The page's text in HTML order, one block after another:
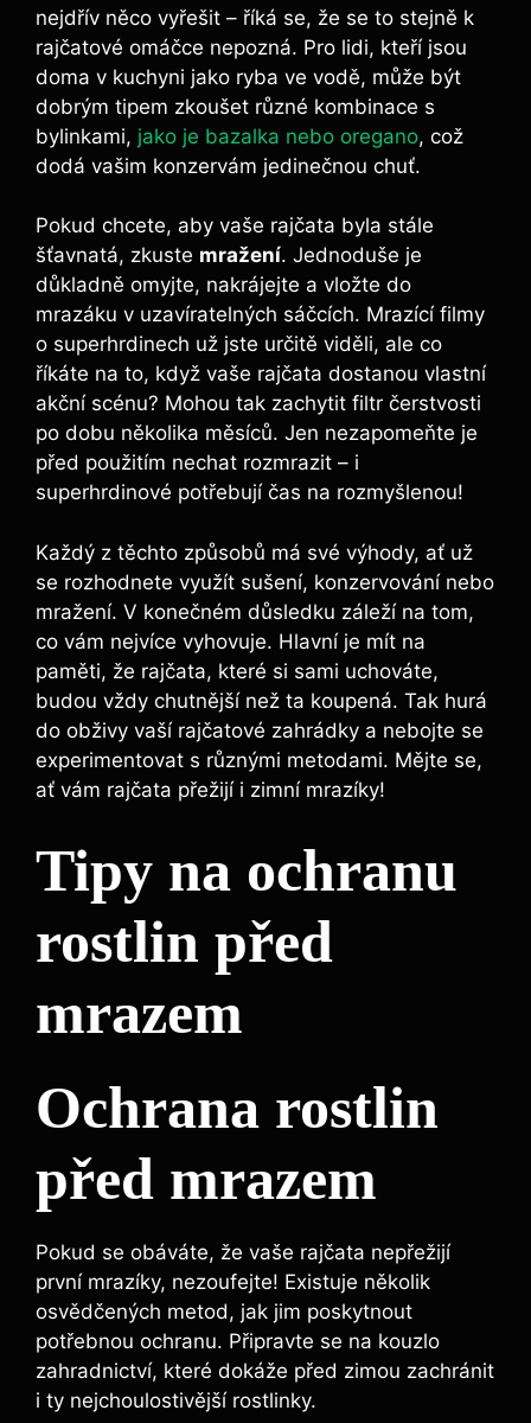
nejdřív něco vyřešit – říká se, že se to stejně k⁢
rajčatové omáčce nepozná. Pro‍ lidi, kteří ⁣jsou
doma v kuchyni jako ryba ve vodě, může být
dobrým tipem ⁣zkoušet různé kombinace s
bylinkami, jako je bazalka nebo oregano, což
dodá vašim konzervám jedinečnou chuť.
Pokud ⁣chcete, aby vaše⁤ rajčata byla stále​
šťavnatá, zkuste mražení. Jednoduše ‌je
důkladně omyjte, ​nakrájejte a vložte do
mrazáku v uzavíratelných sáčcích. Mrazící filmy
o superhrdinech ​už jste určitě viděli, ⁢ale co
říkáte na to, když ‍vaše⁣ rajčata dostanou vlastní
akční ‍scénu? ⁣Mohou tak ⁤zachytit filtr čerstvosti
po dobu několika měsíců. Jen nezapomeňte je
před použitím nechat rozmrazit – ⁢i
superhrdinové potřebují⁣ čas ‌na​ rozmyšlenou!
Každý z těchto způsobů ⁣má své výhody, ať už
se rozhodnete využít sušení, konzervování nebo
mražení. V konečném důsledku záleží na tom,
co vám nejvíce vyhovuje. Hlavní je mít na​
paměti, že rajčata, které si sami uchováte,
budou‍ vždy‍ chutnější než ⁢ta koupená. Tak ⁣hurá
do obživy vaší rajčatové⁤ zahrádky a nebojte se
⁤experimentovat ​s​ různými metodami. Mějte se,
ať vám rajčata ⁢přežijí i zimní mrazíky!
Tipy na ochranu
rostlin před
mrazem
Ochrana rostlin
před mrazem
Pokud⁤ se obáváte, že vaše rajčata nepřežijí
první mrazíky, nezoufejte! Existuje několik
osvědčených metod, jak jim poskytnout
potřebnou‍ ochranu. Připravte se na kouzlo
zahradnictví, které dokáže⁤ před​ zimou zachránit
i ty nejchoulostivější rostlinky.